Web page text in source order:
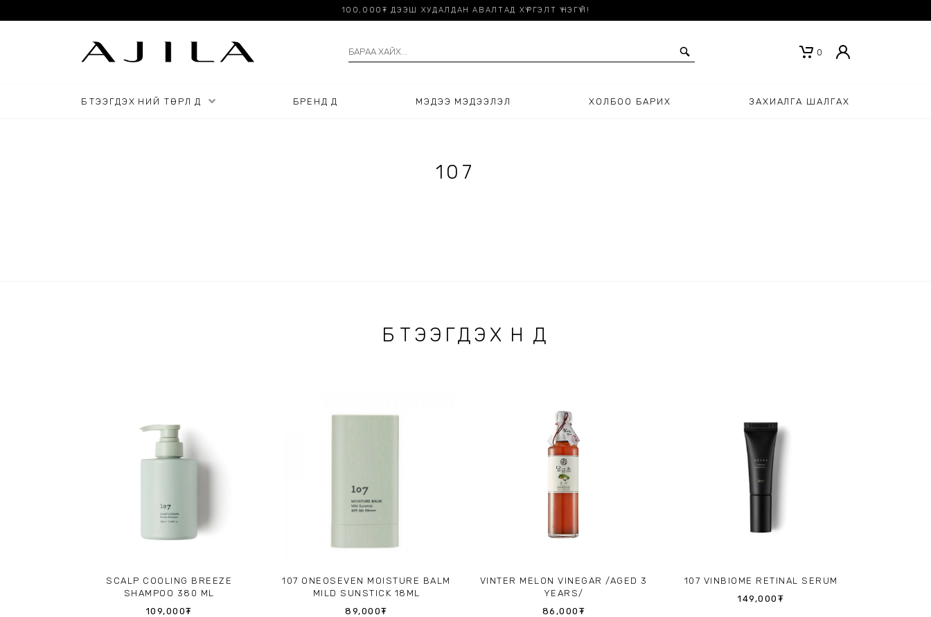
100,000₮ ДЭЭШ ХУДАЛДАН АВАЛТАД ХҮРГЭЛТ ҮНЭГҮЙ!
0
БҮТЭЭГДЭХҮҮНИЙ ТӨРЛҮҮД БРЕНДҮҮД МЭДЭЭ МЭДЭЭЛЭЛ ХОЛБОО БАРИХ ЗАХИАЛГА ШАЛГАХ
107
БҮТЭЭГДЭХҮҮНҮҮД
SCALP COOLING BREEZE
SHAMPOO 380 ML
109,000₮
107 ONEOSEVEN MOISTURE BALM
MILD SUNSTICK 18ML
89,000₮
VINTER MELON VINEGAR /AGED 3
YEARS/
86,000₮
107 VINBIOME RETINAL SERUM
149,000₮